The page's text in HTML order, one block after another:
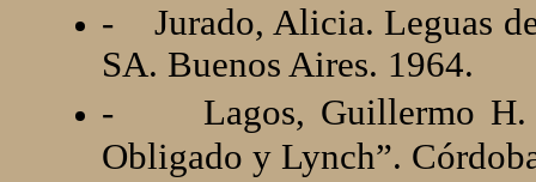
-
Jurado, Alicia. Leguas
SA. Buenos Aires. 1964.
-
Lagos, Guillermo
Obligado y Lynch”.